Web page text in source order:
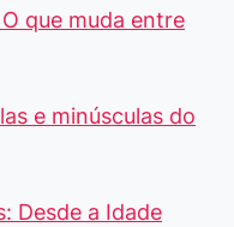
que muda entre
e minúsculas do
Desde a Idade